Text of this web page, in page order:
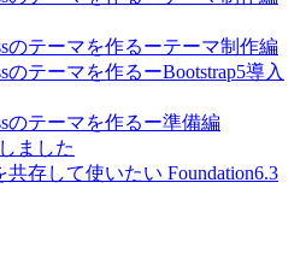
のテーマを作るーテーマ制作編
のテーマを作るーBootstrap5導入
のテーマを作るー準備編
ました
共存して使いたい Foundation6.3